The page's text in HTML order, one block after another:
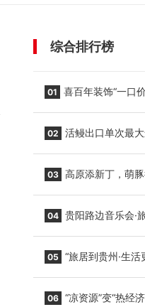
综合排行榜
01 喜百年装饰“一口
02 活鳗出口单次最
03 高原添新丁，萌
04 贵阳路边音乐会·
05 “旅居到贵州·生
06 “凉资源”变“热经